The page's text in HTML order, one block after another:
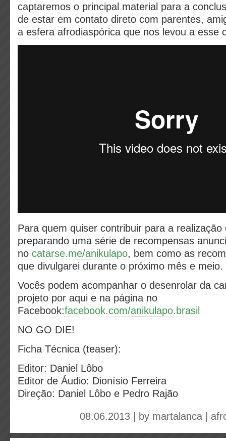
captaremos o principal material para a
de estar em contato direto com parentes,
a esfera afrodiaspórica que nos levou a esse
Para quem quiser contribuir para a
preparando uma série de recompensas
no catarse.me/anikulapo, bem como as
que divulgarei durante o próximo mês e meio.
Vocês podem acompanhar o desenrolar da
projeto por aqui e na página no
Facebook:facebook.com/anikulapo.brasil
NO GO DIE!
Ficha Técnica (teaser):
Editor: Daniel Lôbo
Editor de Áudio: Dionísio Ferreira
Direção: Daniel Lôbo e Pedro Rajão
08.06.2013 | by martalanca